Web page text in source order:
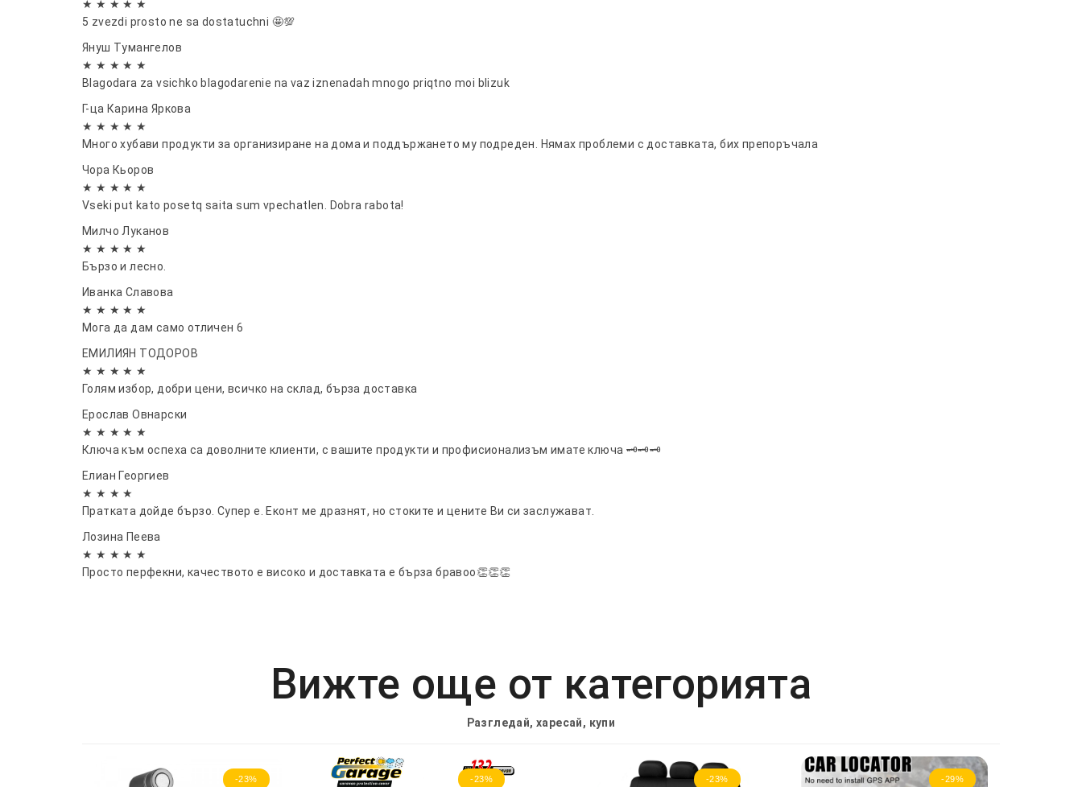
★ ★ ★ ★ ★
5 zvezdi prosto ne sa dostatuchni 🤩💯
Януш Тумангелов
★ ★ ★ ★ ★
Blagodara za vsichko blagodarenie na vaz iznenadah mnogo priqtno moi blizuk
Г-ца Карина Яркова
★ ★ ★ ★ ★
Много хубави продукти за организиране на дома и поддържането му подреден. Нямах проблеми с доставката, бих препоръчала
Чора Кьоров
★ ★ ★ ★ ★
Vseki put kato posetq saita sum vpechatlen. Dobra rabota!
Милчо Луканов
★ ★ ★ ★ ★
Бързо и лесно.
Иванка Славова
★ ★ ★ ★ ★
Мога да дам само отличен 6
ЕМИЛИЯН ТОДОРОВ
★ ★ ★ ★ ★
Голям избор, добри цени, всичко на склад, бърза доставка
Ерослав Овнарски
★ ★ ★ ★ ★
Ключа към оспеха са доволните клиенти, с вашите продукти и профисионализъм имате ключа 🗝🗝🗝
Елиан Георгиев
★ ★ ★ ★
Пратката дойде бързо. Супер е. Еконт ме дразнят, но стоките и цените Ви си заслужават.
Лозина Пеева
★ ★ ★ ★ ★
Просто перфекни, качеството е високо и доставката е бърза бравоо👏👏👏
Вижте още от категорията
Разгледай, харесай, купи
-23% -23% -23% -29%